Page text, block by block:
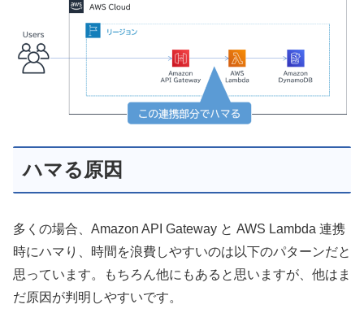
ハマる原因
多くの場合、Amazon API Gateway と AWS Lambda 連携
時にハマり、時間を浪費しやすいのは以下のパターンだと
思っています。もちろん他にもあると思いますが、他はま
だ原因が判明しやすいです。